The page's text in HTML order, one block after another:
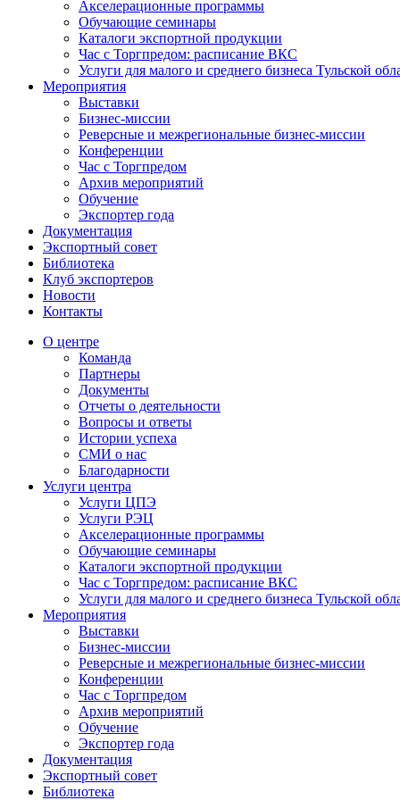
Акселерационные программы
Обучающие семинары
Каталоги экспортной продукции
Час с Торгпредом: расписание ВКС
Услуги для малого и среднего бизнеса Тульской
Мероприятия
Выставки
Бизнес-миссии
Реверсные и межрегиональные бизнес-миссии
Конференции
Час с Торгпредом
Архив мероприятий
Обучение
Экспортер года
Документация
Экспортный совет
Библиотека
Клуб экспортеров
Новости
Контакты
О центре
Команда
Партнеры
Документы
Отчеты о деятельности
Вопросы и ответы
Истории успеха
СМИ о нас
Благодарности
Услуги центра
Услуги ЦПЭ
Услуги РЭЦ
Акселерационные программы
Обучающие семинары
Каталоги экспортной продукции
Час с Торгпредом: расписание ВКС
Услуги для малого и среднего бизнеса Тульской
Мероприятия
Выставки
Бизнес-миссии
Реверсные и межрегиональные бизнес-миссии
Конференции
Час с Торгпредом
Архив мероприятий
Обучение
Экспортер года
Документация
Экспортный совет
Библиотека